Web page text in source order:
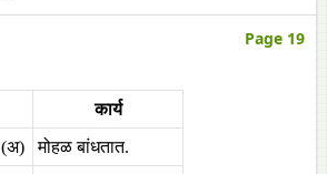
Page 19
कार्य
(अ)
मोहळ बांधतात.